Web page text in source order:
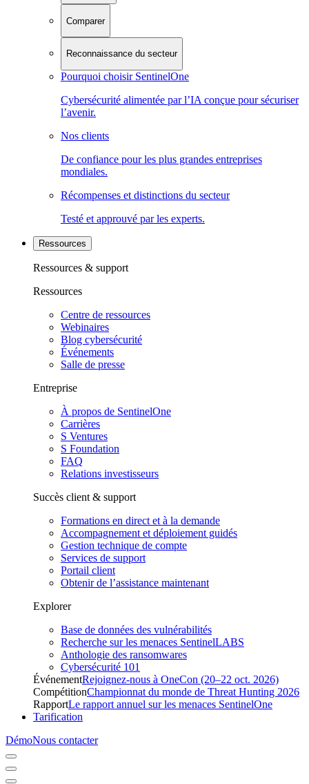
Comparer
Reconnaissance du secteur
Pourquoi choisir SentinelOne
Cybersécurité alimentée par l’IA conçue pour sécuriser
l’avenir.
Nos clients
De confiance pour les plus grandes entreprises
mondiales.
Récompenses et distinctions du secteur
Testé et approuvé par les experts.
Ressources
Ressources & support
Ressources
Centre de ressources
Webinaires
Blog cybersécurité
Événements
Salle de presse
Entreprise
À propos de SentinelOne
Carrières
S Ventures
S Foundation
FAQ
Relations investisseurs
Succès client & support
Formations en direct et à la demande
Accompagnement et déploiement guidés
Gestion technique de compte
Services de support
Portail client
Obtenir de l’assistance maintenant
Explorer
Base de données des vulnérabilités
Recherche sur les menaces SentinelLABS
Anthologie des ransomwares
Cybersécurité 101
ÉvénementRejoignez-nous à OneCon (20–22 oct. 2026)
CompétitionChampionnat du monde de Threat Hunting 2026
RapportLe rapport annuel sur les menaces SentinelOne
Tarification
DémoNous contacter